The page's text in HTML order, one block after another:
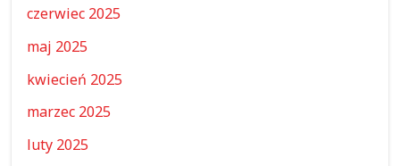
czerwiec 2025
maj 2025
kwiecień 2025
marzec 2025
luty 2025